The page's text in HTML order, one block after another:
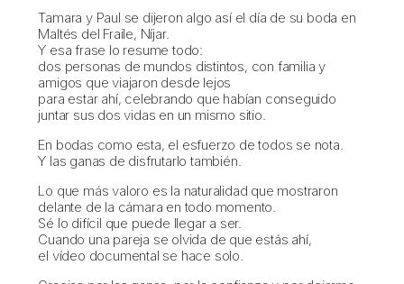
Tamara y Paul se dijeron algo así el día de su boda en
Maltés del Fraile, Níjar.
Y esa frase lo resume todo:
dos personas de mundos distintos, con familia y
amigos que viajaron desde lejos
para estar ahí, celebrando que habían conseguido
juntar sus dos vidas en un mismo sitio.
En bodas como esta, el esfuerzo de todos se nota.
Y las ganas de disfrutarlo también.
Lo que más valoro es la naturalidad que mostraron
delante de la cámara en todo momento.
Sé lo difícil que puede llegar a ser.
Cuando una pareja se olvida de que estás ahí,
el vídeo documental se hace solo.